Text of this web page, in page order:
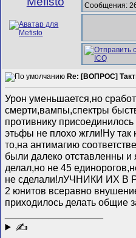
Сообщения:
Re: [ВОПРОС]
Урон уменьшается,но
смерти,вампы,спектры
противнику
этьфы не плохо жгли!Ну так
то,на антимагию
были далеко отставленны и
делал,но не 45
не сделали!лУЧНИКИ ИХ
2 юнитов всеравно
приходилось делать общие
✍